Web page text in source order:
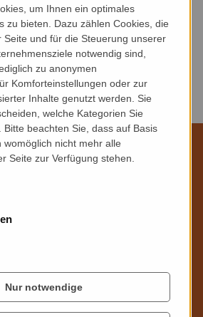
für Sie da
mit Benno-Werth-Sammlung
03525 - 65 93 00
@stadtmuseum-riesa.de
um Ihnen ein optimales
zu bieten. Dazu zählen Cookies, die
Seite und für die Steuerung unserer
notwendig sind,
zu anonymen
Komforteinstellungen oder zur
Inhalte genutzt werden. Sie
welche Kategorien Sie
Bitte beachten Sie, dass auf Basis
womöglich nicht mehr alle
Seite zur Verfügung stehen.
Nur notwendige